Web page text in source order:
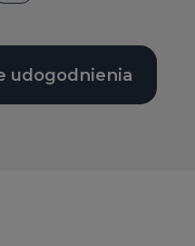
udogodnienia